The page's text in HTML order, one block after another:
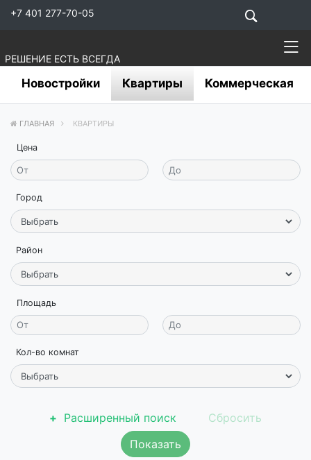
+7 401 277-70-05
РЕШЕНИЕ ЕСТЬ ВСЕГДА
Новостройки Квартиры Коммерческая
ГЛАВНАЯ КВАРТИРЫ
Цена
Город
Район
Площадь
Кол-во комнат
Расширенный поиск
Показать